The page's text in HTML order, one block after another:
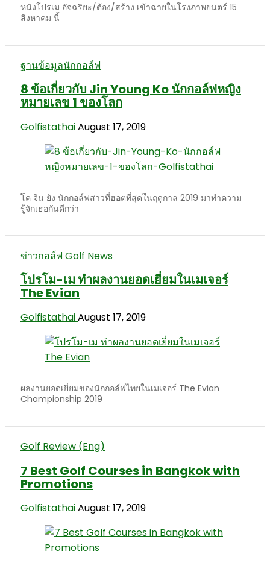
หนังโปรเม อัจฉริยะ/ต้อง/สร้าง เข้าฉายในโรงภาพยนตร์ 15
สิงหาคม นี้
ฐานข้อมูลนักกอล์ฟ
8 ข้อเกี่ยวกับ Jin Young Ko นักกอล์ฟหญิง
หมายเลข 1 ของโลก
GolfistathaiAugust 17, 2019
โค จิน ยัง นักกอล์ฟสาวที่ฮอตที่สุดในฤดูกาล 2019 มาทำความ
รู้จักเธอกันดีกว่า
ข่าวกอล์ฟ Golf News
โปรโม-เม ทำผลงานยอดเยี่ยมในเมเจอร์
The Evian
GolfistathaiAugust 17, 2019
ผลงานยอดเยี่ยมของนักกอล์ฟไทยในเมเจอร์ The Evian
Championship 2019
Golf Review (Eng)
7 Best Golf Courses in Bangkok with
Promotions
GolfistathaiAugust 17, 2019